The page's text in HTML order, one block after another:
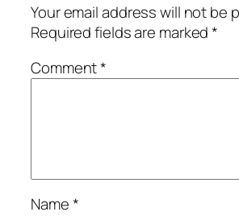
Your email address will not be
Required fields are marked*
Comment*
Name*